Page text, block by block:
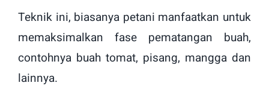
Teknik ini, biasanya petani manfaatkan untuk
memaksimalkan fase pematangan buah,
contohnya buah tomat, pisang, mangga dan
lainnya.